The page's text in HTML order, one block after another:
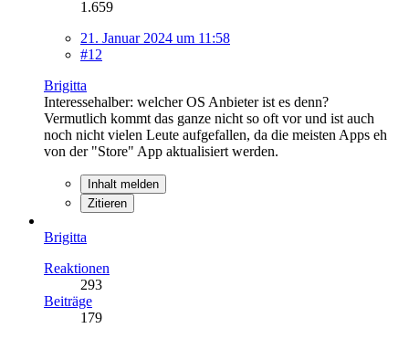
1.659
21. Januar 2024 um 11:58
#12
Brigitta
Interessehalber: welcher OS Anbieter ist es denn?
Vermutlich kommt das ganze nicht so oft vor und ist auch
noch nicht vielen Leute aufgefallen, da die meisten Apps eh
von der "Store" App aktualisiert werden.
Inhalt melden
Zitieren
Brigitta
Reaktionen
293
Beiträge
179